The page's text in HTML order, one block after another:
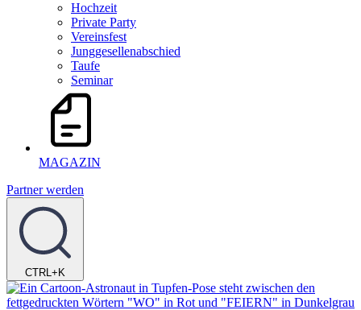
Hochzeit
Private Party
Vereinsfest
Junggesellenabschied
Taufe
Seminar
MAGAZIN
Partner werden
CTRL+K